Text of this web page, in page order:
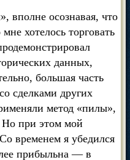
вполне осознавая, что
хотелось торговать
данных,
большая часть
сделками других
метод «пилы»,
Но при этом мой
временем я убедился
прибыльна — в